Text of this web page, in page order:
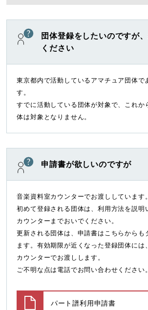
団体登録をしたいのですが
ください
東京都内で活動しているアマチュア団体で
す。
すでに活動している団体が対象で、これか
体は対象となりません。
申請書が欲しいのですが
音楽資料室カウンターでお渡ししています。
初めて登録される団体は、利用方法を説明
カウンターまでおいでください。
更新される団体は、申請書はこちらからも
ます。有効期限が近くなった登録団体には
カウンターでお渡しします。
ご不明な点は電話でお問い合わせください。
パート譜利用申請書